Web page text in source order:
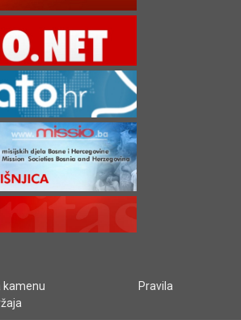
kamenu
Pravila